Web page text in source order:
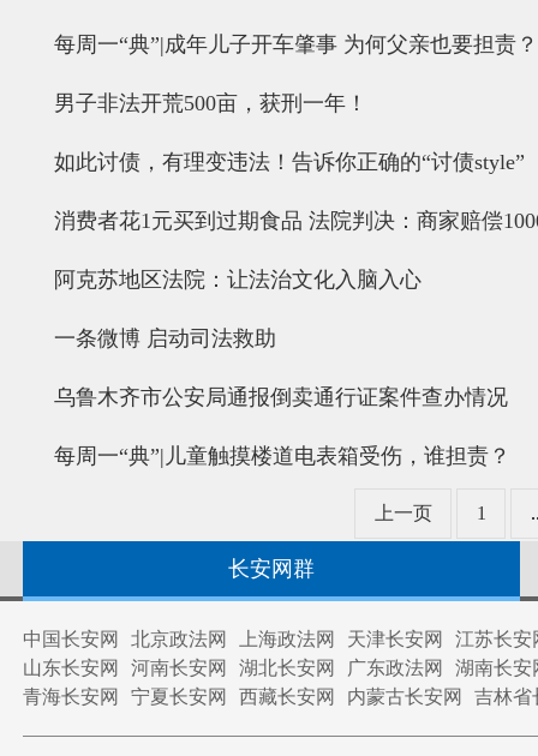
每周一“典”|成年儿子开车肇事 为何父亲也要担责？
男子非法开荒500亩，获刑一年！
如此讨债，有理变违法！告诉你正确的“讨债style”
消费者花1元买到过期食品 法院判决：商家赔偿
阿克苏地区法院：让法治文化入脑入心
一条微博 启动司法救助
乌鲁木齐市公安局通报倒卖通行证案件查办情况
每周一“典”|儿童触摸楼道电表箱受伤，谁担责？
上一页 1
长安网群
中国长安网 北京政法网 上海政法网 天津长安网
江苏长安
山东长安网
河南长安网 湖北长安网 广东政法网
湖南长安
青海长安网
宁夏长安网 西藏长安网 内蒙古长安网 吉林省